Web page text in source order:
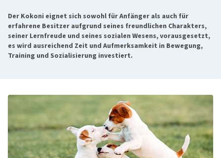
Der Kokoni eignet sich sowohl für Anfänger als auch für
erfahrene Besitzer aufgrund seines freundlichen Charakters,
seiner Lernfreude und seines sozialen Wesens, vorausgesetzt,
es wird ausreichend Zeit und Aufmerksamkeit in Bewegung,
Training und Sozialisierung investiert.